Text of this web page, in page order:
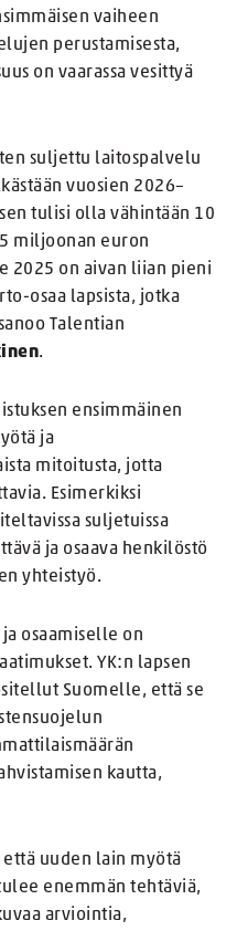
vaiheen
perustamisesta,
on vaarassa vesittyä
suljettu laitospalvelu
vuosien 2026–
tulisi olla vähintään 10
miljoonan euron
2025 on aivan liian pieni
osaa lapsista, jotka
Talentian
.
ensimmäinen
ja
mitoitusta, jotta
Esimerkiksi
suljetuissa
ja osaava henkilöstö
yhteistyö.
osaamiselle on
YK:n lapsen
Suomelle, että se
kautta,
että uuden lain myötä
enemmän tehtäviä,
arviointia,